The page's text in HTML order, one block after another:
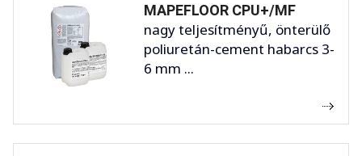
MAPEFLOOR CPU+/MF
nagy teljesítményű, önterülő
poliuretán-cement habarcs 3-
6 mm ...